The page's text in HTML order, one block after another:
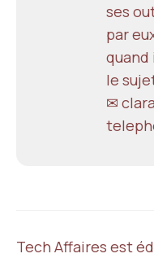
ses
par
quand
le
✉
Tech Affaires est